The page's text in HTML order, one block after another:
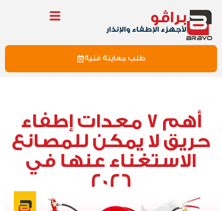
براڤو
لأجهزء الإطفاء والإنذار
طلب معاينة فنية
أهم 7 معدات إطفاء
حريق لا يمكن للمصانع
الاستغناء عنها في
2026